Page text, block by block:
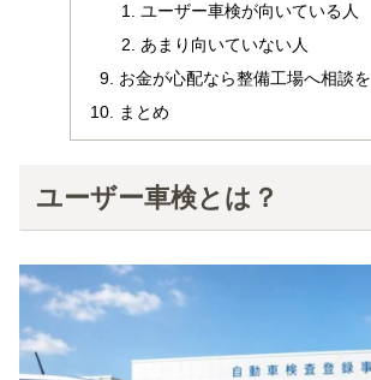
ユーザー車検が向いている人
あまり向いていない人
お金が心配なら整備工場へ相談を
まとめ
ユーザー車検とは？